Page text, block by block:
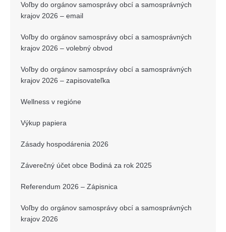
Voľby do orgánov samosprávy obcí a samosprávných
krajov 2026 – email
Voľby do orgánov samosprávy obcí a samosprávných
krajov 2026 – volebný obvod
Voľby do orgánov samosprávy obcí a samosprávných
krajov 2026 – zapisovateľka
Wellness v regióne
Výkup papiera
Zásady hospodárenia 2026
Záverečný účet obce Bodiná za rok 2025
Referendum 2026 – Zápisnica
Voľby do orgánov samosprávy obcí a samosprávných
krajov 2026